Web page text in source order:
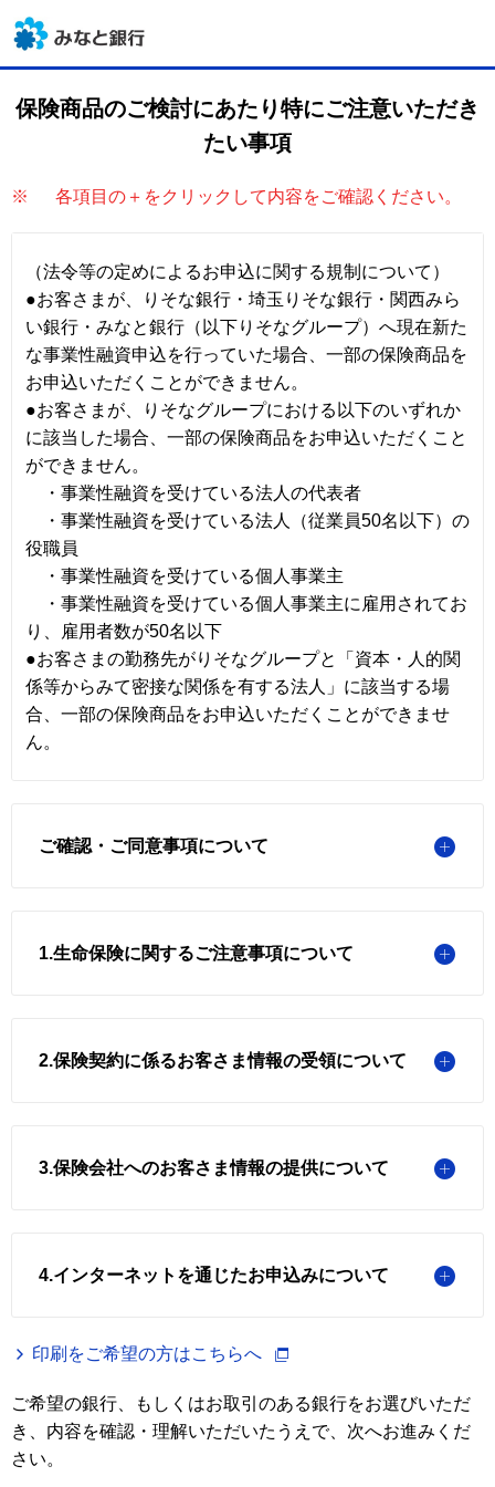
保険商品のご検討にあたり特にご注意いただき
たい事項
※ 各項目の＋をクリックして内容をご確認ください。
（法令等の定めによるお申込に関する規制について）
●お客さまが、りそな銀行・埼玉りそな銀行・関西みら
い銀行・みなと銀行（以下りそなグループ）へ現在新た
な事業性融資申込を行っていた場合、一部の保険商品を
お申込いただくことができません。
●お客さまが、りそなグループにおける以下のいずれか
に該当した場合、一部の保険商品をお申込いただくこと
ができません。
・事業性融資を受けている法人の代表者
・事業性融資を受けている法人（従業員50名以下）の
役職員
・事業性融資を受けている個人事業主
・事業性融資を受けている個人事業主に雇用されてお
り、雇用者数が50名以下
●お客さまの勤務先がりそなグループと「資本・人的関
係等からみて密接な関係を有する法人」に該当する場
合、一部の保険商品をお申込いただくことができませ
ん。
ご確認・ご同意事項について
1.生命保険に関するご注意事項について
2.保険契約に係るお客さま情報の受領について
3.保険会社へのお客さま情報の提供について
4.インターネットを通じたお申込みについて
印刷をご希望の方はこちらへ
ご希望の銀行、もしくはお取引のある銀行をお選びいただ
き、内容を確認・理解いただいたうえで、次へお進みくだ
さい。